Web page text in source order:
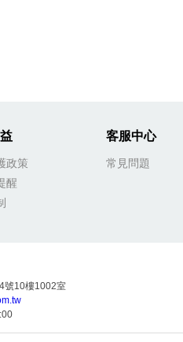
政策
醒
客服中心
常見問題
號10樓1002室